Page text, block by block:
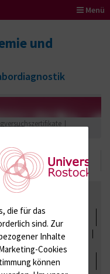
Menü
und
Blutalkohol,
/ Harnwege
/
die für das
sind. Zur
Inhalte
Cookies
können